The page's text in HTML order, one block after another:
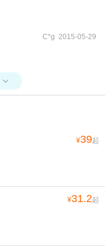
C*g 2015-05-29

¥39起
¥31.2起